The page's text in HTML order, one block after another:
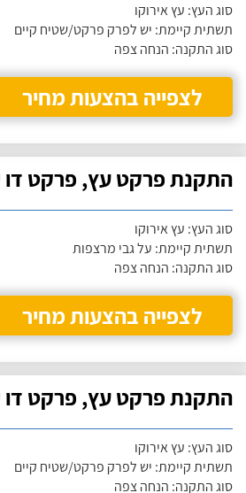
סוג העץ: עץ אירוקו
תשתית קיימת: יש לפרק פרקט/שטיח קיים
סוג התקנה: הנחה צפה
לצפייה בהצעות מחיר
התקנת פרקט עץ, פרקט דו
סוג העץ: עץ אירוקו
תשתית קיימת: על גבי מרצפות
סוג התקנה: הנחה צפה
לצפייה בהצעות מחיר
התקנת פרקט עץ, פרקט דו
סוג העץ: עץ אירוקו
תשתית קיימת: יש לפרק פרקט/שטיח קיים
סוג התקנה: הנחה צפה